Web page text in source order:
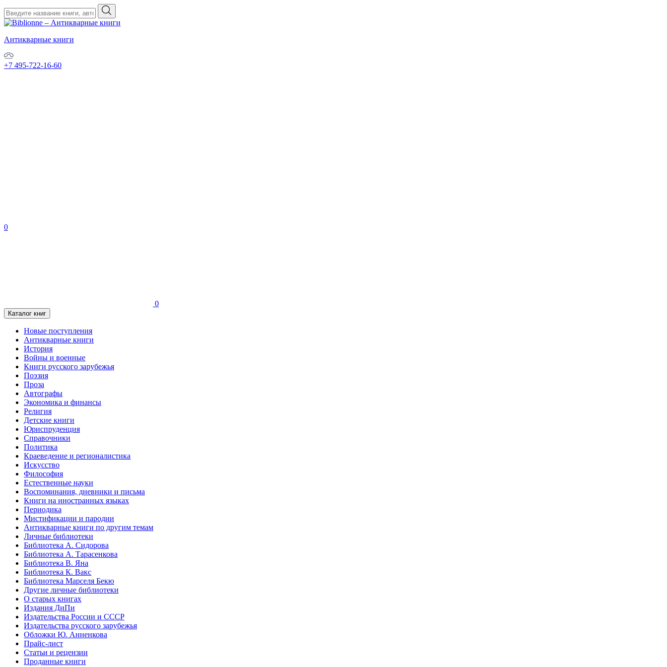
Антикварные книги
+7 495-722-16-60
0
0
Каталог книг
Новые поступления
Антикварные книги
История
Войны и военные
Книги русского зарубежья
Поэзия
Проза
Автографы
Экономика и финансы
Религия
Детские книги
Юриспруденция
Справочники
Политика
Краеведение и регионалистика
Искусство
Философия
Естественные науки
Воспоминания, дневники и письма
Книги на иностранных языках
Периодика
Мистификации и пародии
Антикварные книги по другим темам
Личные библиотеки
Библиотека А. Сидорова
Библиотека А. Тарасенкова
Библиотека В. Яна
Библиотека К. Вакс
Библиотека Марселя Бекю
Другие личные библиотеки
О старых книгах
Издания ДиПи
Издательства России и СССР
Издательства русского зарубежья
Обложки Ю. Анненкова
Прайс-лист
Статьи и рецензии
Проданные книги